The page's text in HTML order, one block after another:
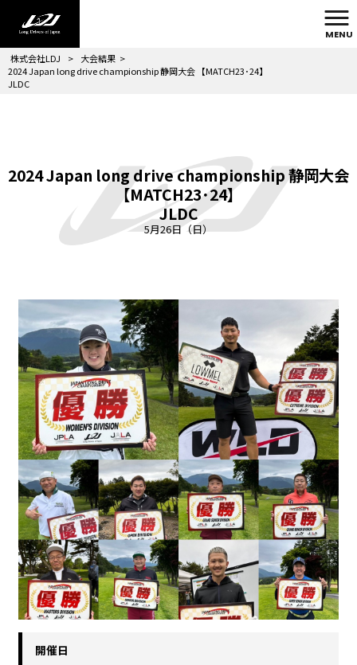
MENU
株式会社LDJ
> 大会結果 >
2024 Japan long drive championship 静岡大会 【MATCH23･24】
JLDC
2024 Japan long drive championship 静岡大会
【MATCH23･24】
JLDC
5月26日（日）
開催日